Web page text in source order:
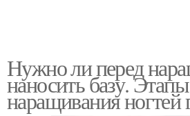
Нужно ли перед
наносить базу. Этапы
наращивания ногтей